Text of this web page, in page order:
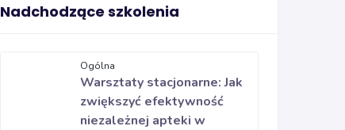
Nadchodzące szkolenia
Ogólna
Warsztaty stacjonarne: Jak
zwiększyć efektywność
niezależnej apteki w